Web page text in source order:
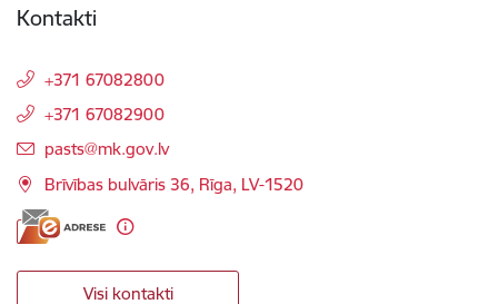
Kontakti
+371 67082800
+371 67082900
E-pasts:
pasts@mk.gov.lv
Brīvības bulvāris 36, Rīga, LV-1520
Visi kontakti